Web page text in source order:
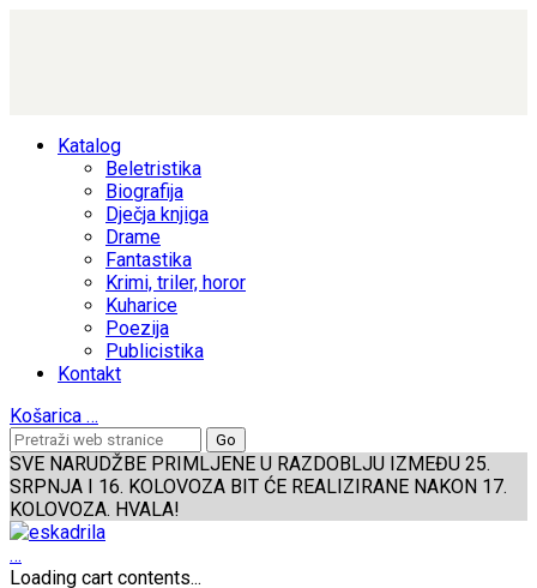
Katalog
Beletristika
Biografija
Dječja knjiga
Drame
Fantastika
Krimi, triler, horor
Kuharice
Poezija
Publicistika
Kontakt
Košarica …
SVE NARUDŽBE PRIMLJENE U RAZDOBLJU IZMEĐU 25.
SRPNJA I 16. KOLOVOZA BIT ĆE REALIZIRANE NAKON 17.
KOLOVOZA. HVALA!
…
Loading cart contents...